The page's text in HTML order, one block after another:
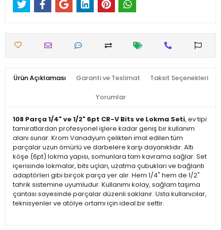
Ürün Açıklaması Garanti ve Teslimat Taksit Seçenekleri
Yorumlar
108 Parça 1/4" ve 1/2" 6pt CR-V Bits ve Lokma Seti, ev tipi
tamiratlardan profesyonel işlere kadar geniş bir kullanım
alanı sunar. Krom Vanadyum çelikten imal edilen tüm
parçalar uzun ömürlü ve darbelere karşı dayanıklıdır. Altı
köşe (6pt) lokma yapısı, somunlara tam kavrama sağlar. Set
içerisinde lokmalar, bits uçları, uzatma çubukları ve bağlantı
adaptörleri gibi birçok parça yer alır. Hem 1/4" hem de 1/2"
tahrik sistemine uyumludur. Kullanımı kolay, sağlam taşıma
çantası sayesinde parçalar düzenli saklanır. Usta kullanıcılar,
teknisyenler ve atölye ortamı için ideal bir settir.